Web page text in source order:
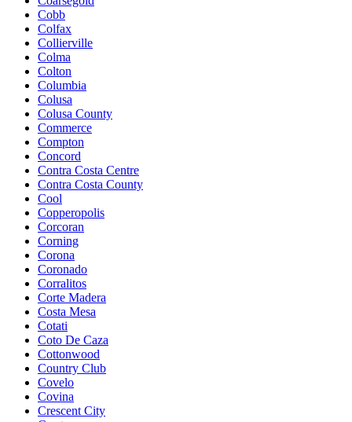
Cobb
Colfax
Collierville
Colma
Colton
Columbia
Colusa
Colusa County
Commerce
Compton
Concord
Contra Costa Centre
Contra Costa County
Cool
Copperopolis
Corcoran
Corning
Corona
Coronado
Corralitos
Corte Madera
Costa Mesa
Cotati
Coto De Caza
Cottonwood
Country Club
Covelo
Covina
Crescent City